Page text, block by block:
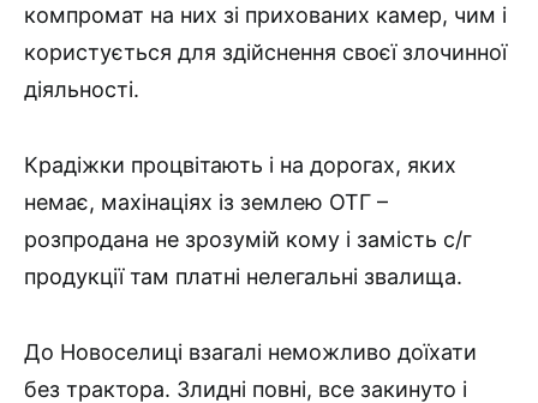
компромат на них зі прихованих камер, чим і
користується для здійснення своєї злочинної
діяльності.
Крадіжки процвітають і на дорогах, яких
немає, махінаціях із землею ОТГ –
розпродана не зрозумій кому і замість с/г
продукції там платні нелегальні звалища.
До Новоселиці взагалі неможливо доїхати
без трактора. Злидні повні, все закинуто і